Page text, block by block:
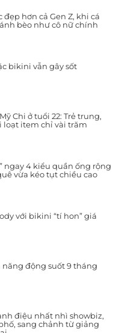
hơn cả Gen Z, khi cá
bèo như cô nữ chính
bikini vẫn gây sốt
Chi ở tuổi 22: Trẻ trung,
loạt item chỉ vài trăm
ngay 4 kiểu quần ống rộng
vừa kéo tụt chiều cao
với bikini “tí hon” giá
động suốt 9 tháng
điệu nhất nhì showbiz,
sang chảnh từ giảng